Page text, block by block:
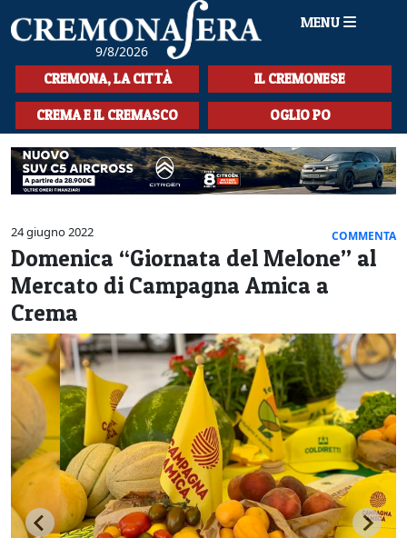
9/8/2026
MENU
HOME
CRONACA
SPORT
LA MUSICA
CULTURA
LA STORIA
SPETTACOLI
L'EDITORIALE
SEZIONI
CERCA
CREMONA, LA CITTÀ IL CREMONESE
CREMA E IL CREMASCO OGLIO PO
24 giugno 2022 COMMENTA
Domenica “Giornata del Melone” al
Mercato di Campagna Amica a
Crema